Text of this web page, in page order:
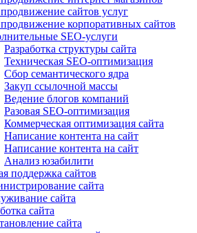
сайтов услуг
корпоративных сайтов
SEO-услуги
Разработка структуры сайта
Техническая SEO-оптимизация
Сбор семантического ядра
Закуп ссылочной массы
Ведение блогов компаний
Разовая SEO-оптимизация
Коммерческая оптимизация сайта
Написание контента на сайт
Написание контента на сайт
Анализ юзабилити
поддержка сайтов
сайта
сайта
сайта
сайта